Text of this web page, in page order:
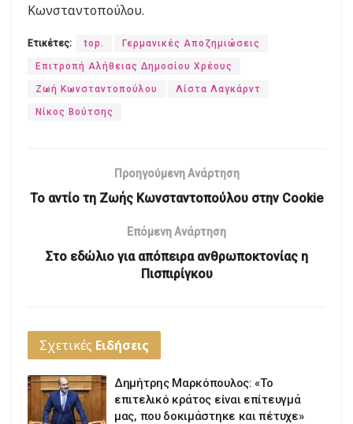
Κωνσταντοπούλου.
Ετικέτες: top. Γερμανικές Αποζημιώσεις
Επιτροπή Αλήθειας Δημοσίου Χρέους
Ζωή Κωνσταντοπούλου Λίστα Λαγκάρντ
Νίκος Βούτσης
Προηγούμενη Ανάρτηση
Το αντίο τη Ζωής Κωνσταντοπούλου στην Cookie
Επόμενη Ανάρτηση
Στο εδώλιο για απόπειρα ανθρωποκτονίας η
Πισπιρίγκου
Σχετικές Ειδήσεις
Δημήτρης Μαρκόπουλος: «Το
επιτελικό κράτος είναι επίτευγμά
μας, που δοκιμάστηκε και πέτυχε»